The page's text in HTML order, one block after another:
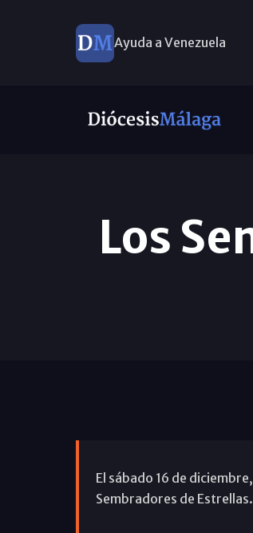
Ayuda a Venezuela
Los
El sábado 16 de
Sembradores de Estrellas.